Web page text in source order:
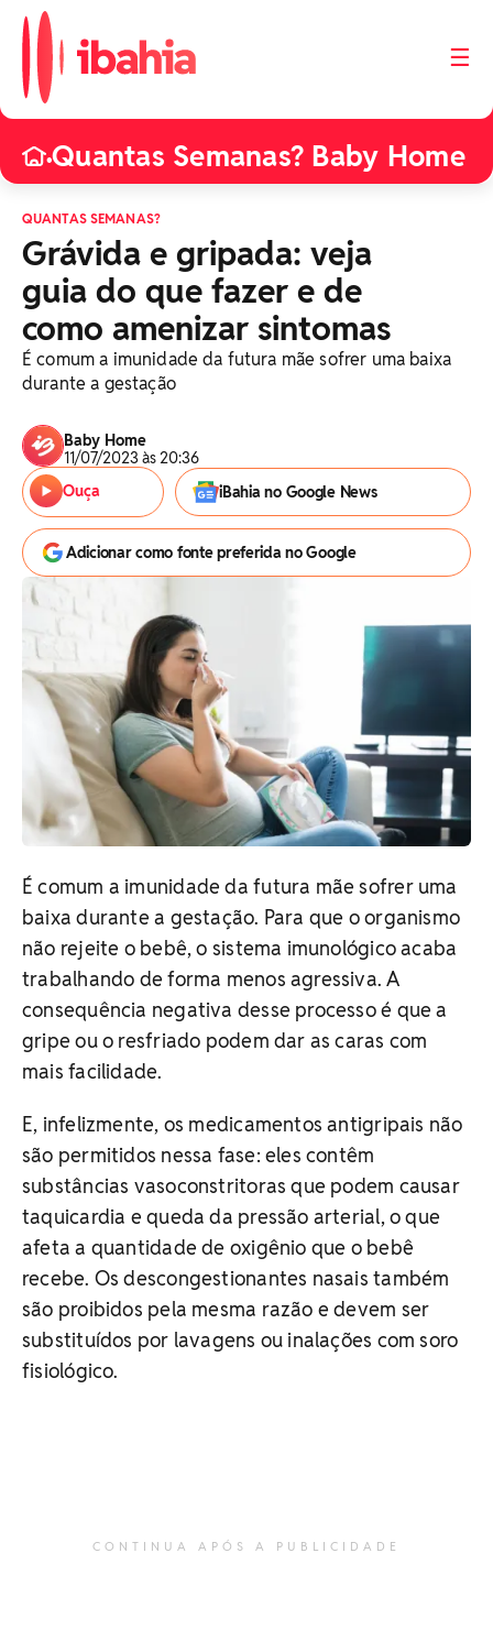
☰
•Quantas Semanas? Baby Home
QUANTAS SEMANAS?
Grávida e gripada: veja
guia do que fazer e de
como amenizar sintomas
É comum a imunidade da futura mãe sofrer uma baixa
durante a gestação
Baby Home
11/07/2023 às 20:36
Ouça
iBahia no Google News
Adicionar como fonte preferida no Google
É comum a imunidade da futura mãe sofrer uma
baixa durante a gestação. Para que o organismo
não rejeite o bebê, o sistema imunológico acaba
trabalhando de forma menos agressiva. A
consequência negativa desse processo é que a
gripe ou o resfriado podem dar as caras com
mais facilidade.
E, infelizmente, os medicamentos antigripais não
são permitidos nessa fase: eles contêm
substâncias vasoconstritoras que podem causar
taquicardia e queda da pressão arterial, o que
afeta a quantidade de oxigênio que o bebê
recebe. Os descongestionantes nasais também
são proibidos pela mesma razão e devem ser
substituídos por lavagens ou inalações com soro
fisiológico.
CONTINUA APÓS A PUBLICIDADE